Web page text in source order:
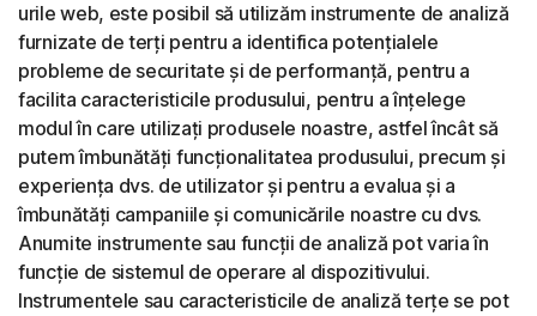
urile web, este posibil să utilizăm instrumente de analiză
furnizate de terți pentru a identifica potențialele
probleme de securitate și de performanță, pentru a
facilita caracteristicile produsului, pentru a înțelege
modul în care utilizați produsele noastre, astfel încât să
putem îmbunătăți funcționalitatea produsului, precum și
experiența dvs. de utilizator și pentru a evalua și a
îmbunătăți campaniile și comunicările noastre cu dvs.
Anumite instrumente sau funcții de analiză pot varia în
funcție de sistemul de operare al dispozitivului.
Instrumentele sau caracteristicile de analiză terțe se pot